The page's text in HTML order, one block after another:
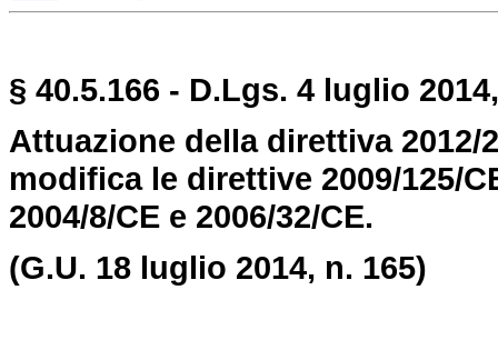
§ 40.5.166 - D.Lgs. 4 luglio
Attuazione della direttiva
modifica le direttive 2009/125/
2004/8/CE e 2006/32/CE.
(G.U. 18 luglio 2014, n. 165)